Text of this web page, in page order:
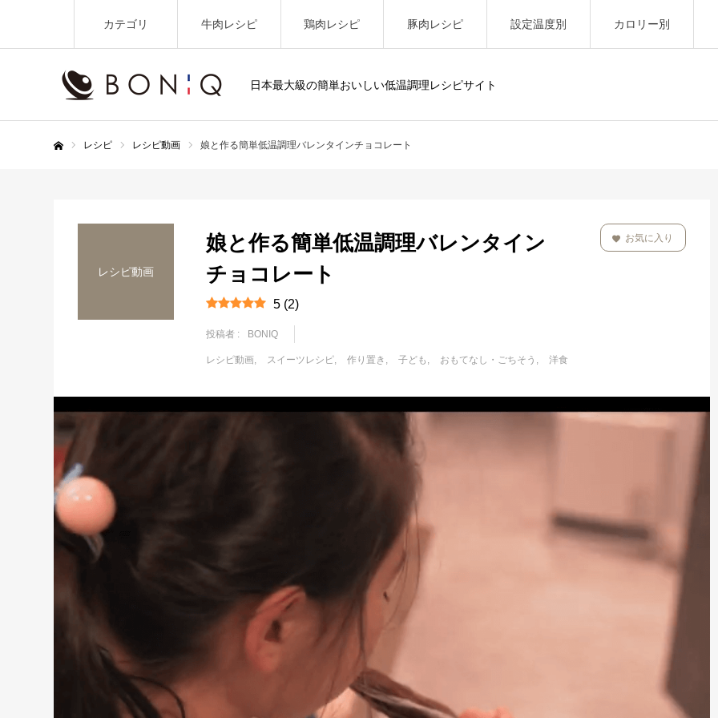
日本最大級の簡単おいしい低温調理レシピサイト
カテゴリ 牛肉レシピ 鶏肉レシピ 豚肉レシピ 設定温度別 カロリー別
レシピ レシピ動画 娘と作る簡単低温調理バレンタインチョコレート
レシピ動画
娘と作る簡単低温調理バレンタイン
チョコレート
5 (2)
投稿者 : BONIQ
レシピ動画 スイーツレシピ 作り置き 子ども おもてなし・ごちそう 洋食
お気に入り